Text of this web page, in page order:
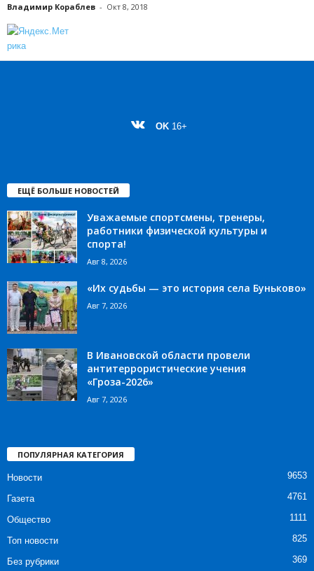
Владимир Кораблев - Окт 8, 2018
OK 16+
ЕЩЁ БОЛЬШЕ НОВОСТЕЙ
Уважаемые спортсмены, тренеры,
работники физической культуры и
спорта!
Авг 8, 2026
«Их судьбы — это история села Буньково»
Авг 7, 2026
В Ивановской области провели
антитеррористические учения
«Гроза-2026»
Авг 7, 2026
ПОПУЛЯРНАЯ КАТЕГОРИЯ
Новости 9653
Газета 4761
Общество 1111
Топ новости 825
Без рубрики 369